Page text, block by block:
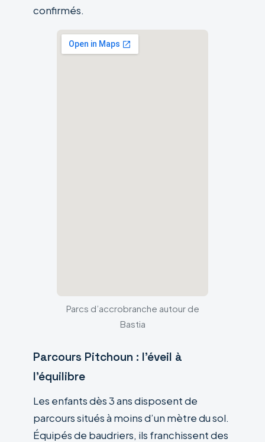
confirmés.
Parcs d’accrobranche autour de
Bastia
Parcours Pitchoun : l’éveil à
l’équilibre
Les enfants dès 3 ans disposent de
parcours situés à moins d’un mètre du sol.
Équipés de baudriers, ils franchissent des